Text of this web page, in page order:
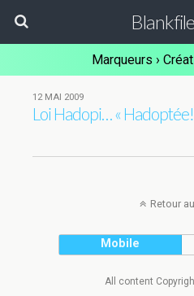
Marqueurs ›
12 MAI 2009
Loi Hadopi… «
Retour
Mobile
All content